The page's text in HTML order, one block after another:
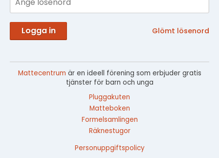
Logga in Glömt lösenord
Mattecentrum är en ideell förening som erbjuder gratis
tjänster för barn och unga
Pluggakuten
Matteboken
Formelsamlingen
Räknestugor
Personuppgiftspolicy